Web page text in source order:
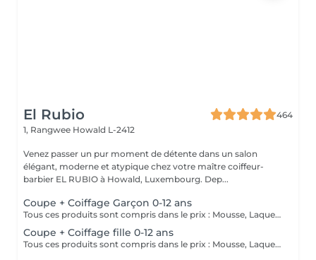
El Rubio
464
1, Rangwee Howald L-2412
Venez passer un pur moment de détente dans un salon
élégant, moderne et atypique chez votre maître coiffeur-
barbier EL RUBIO à Howald, Luxembourg. Dep...
Coupe + Coiffage Garçon 0-12 ans
Tous ces produits sont compris dans le prix : Mousse, Laque, Gel, Soin démêlant, Shampoing spécifique. Tous les produits que nous utilisons sont des produits de qualité professionnelle.
Coupe + Coiffage fille 0-12 ans
Tous ces produits sont compris dans le prix : Mousse, Laque, Gel, Soin démêlant, Shampoing spécifique. Tous les produits que nous utilisons sont des produits de qualité professionnelle.